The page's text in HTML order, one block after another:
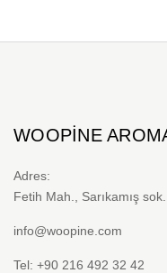
WOOPINE
Adres:
Fetih Mah., Sarıkamış
info@woopine.com
Tel: +90 216 492 32 42